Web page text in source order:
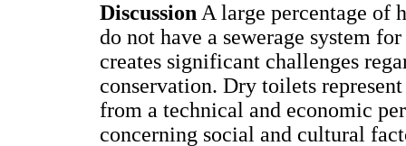
Discussion A large percentage of
do not have a sewerage system
creates significant challenges
conservation. Dry toilets
from a technical and economic
concerning social and cultural